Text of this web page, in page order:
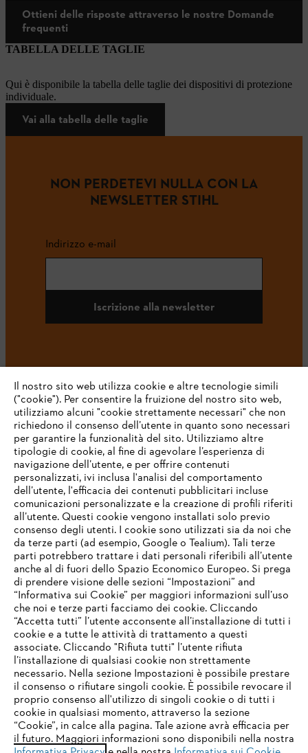
Ottieni delle risposte attraverso le nostre Domande
frequenti
TABELLA DELLE TAGLIE
Qui è disponibile la tabella delle taglie dei dispositivi di protezione
individuale.
Vai alla tabella delle taglie
NON PERDETEVI NULLA CON LA
NEWSLETTER STIHL
Indirizzo e-mail
Iscrizione alla newsletter
#STIHL
L’azienda
STIHL FAQ
Service
Termini e condizioni generali Privacy policy
Note legali Cookies Informazioni legali
IHR BROWSER WIRD NICHT
UNTERSTÜTZT
Sie nutzen einen Browser, den wir noch nicht unterstützen. Für
eine optimale Nutzung unserer Seite empfehlen wir Ihnen, zu
einem der folgenden Browser zu wechseln:
Il nostro sito web utilizza cookie e altre tecnologie simili
("cookie"). Per consentire la fruizione del nostro sito web,
utilizziamo alcuni "cookie strettamente necessari" che non
richiedono il consenso dell’utente in quanto sono necessari
per garantire la funzionalità del sito. Utilizziamo altre
tipologie di cookie, al fine di agevolare l’esperienza di
navigazione dell’utente, e per offrire contenuti
personalizzati, ivi inclusa l'analisi del comportamento
dell’utente, l'efficacia dei contenuti pubblicitari incluse
comunicazioni personalizzate e la creazione di profili riferiti
all’utente. Questi cookie vengono installati solo previo
consenso degli utenti. I cookie sono utilizzati sia da noi che
da terze parti (ad esempio, Google o Tealium). Tali terze
parti potrebbero trattare i dati personali riferibili all’utente
anche al di fuori dello Spazio Economico Europeo. Si prega
di prendere visione delle sezioni “Impostazioni” and
“Informativa sui Cookie” per maggiori informazioni sull’uso
che noi e terze parti facciamo dei cookie. Cliccando
“Accetta tutti” l’utente acconsente all’installazione di tutti i
cookie e a tutte le attività di trattamento a questi
associate. Cliccando "Rifiuta tutti" l’utente rifiuta
l’installazione di qualsiasi cookie non strettamente
necessario. Nella sezione Impostazioni è possibile prestare
il consenso o rifiutare singoli cookie. È possibile revocare il
proprio consenso all'utilizzo di singoli cookie o di tutti i
cookie in qualsiasi momento, attraverso la sezione
“Cookie”, in calce alla pagina. Tale azione avrà efficacia per
il futuro. Maggiori informazioni sono disponibili nella nostra